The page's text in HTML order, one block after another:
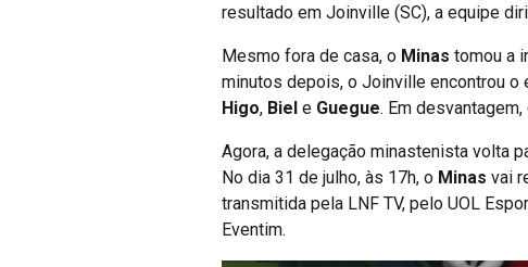
resultado em Joinville (SC), a equipe
Mesmo fora de casa, o Minas tomou a
minutos depois, o Joinville encontrou o
Higo, Biel e Guegue. Em
Agora, a delegação minastenista volta
No dia 31 de julho, às 17h, o Minas vai
transmitida pela LNF TV, pelo UOL
Eventim.